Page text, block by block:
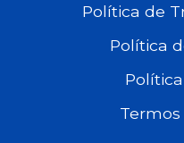
Política de
Política
Termos